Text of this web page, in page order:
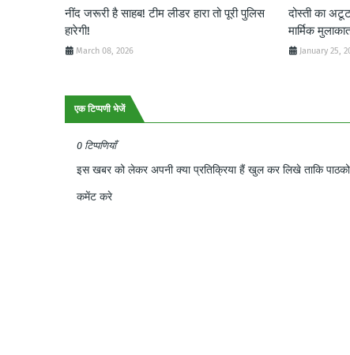
नींद जरूरी है साहब! टीम लीडर हारा तो पूरी पुलिस
हारेगी!
March 08, 2026
दोस्ती का
मार्मिक
January 25,
एक टिप्पणी भेजें
0 टिप्पणियाँ
इस खबर को लेकर अपनी क्या प्रतिक्रिया हैं खुल कर लिखे ताकि
कमेंट करे